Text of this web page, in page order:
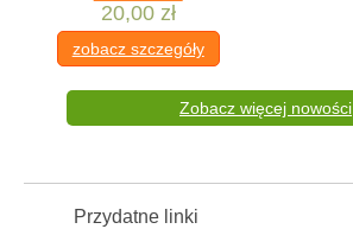
20,00 zł
zobacz szczegóły
Zobacz więcej nowości
Przydatne linki